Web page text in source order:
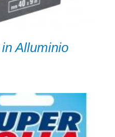
Alluminio